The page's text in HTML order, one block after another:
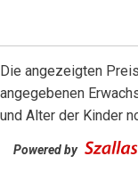
Die angezeigten
angegebenen
und Alter der Kinder
Powered by